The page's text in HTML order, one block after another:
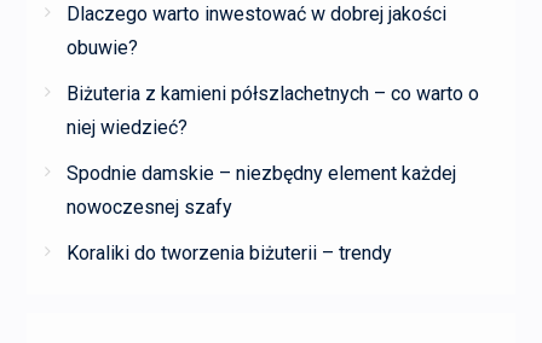
Dlaczego warto inwestować w dobrej jakości
obuwie?
Biżuteria z kamieni półszlachetnych – co warto o
niej wiedzieć?
Spodnie damskie – niezbędny element każdej
nowoczesnej szafy
Koraliki do tworzenia biżuterii – trendy